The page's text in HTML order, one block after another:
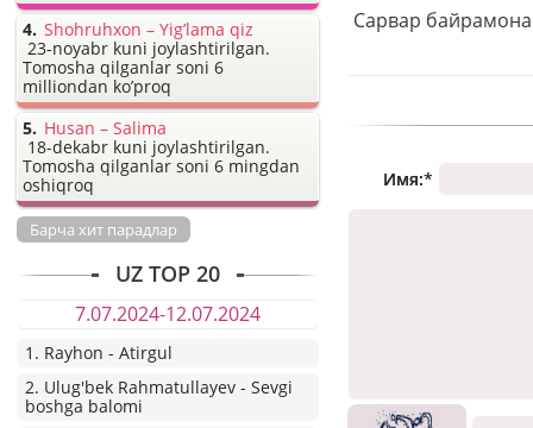
Имя:*
Shohruhxon – Yig’lama qiz
23-noyabr kuni joylashtirilgan.
Tomosha qilganlar soni 6
milliondan ko’proq
Husan – Salima
18-dekabr kuni joylashtirilgan.
Tomosha qilganlar soni 6 mingdan
oshiqroq
Барча хит парадлар
UZ TOP 20
7.07.2024-12.07.2024
1. Rayhon - Atirgul
2. Ulug'bek Rahmatullayev - Sevgi
boshga balomi